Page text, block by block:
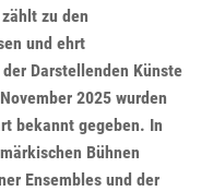
zu den
und ehrt
Darstellenden Künste
2025 wurden
bekannt gegeben. In
Bühnen
Ensembles und der